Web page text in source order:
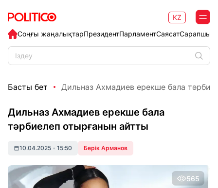
Соңғы жаңалықтарПрезидентПарламентСаясат
KZ
Басты бет Дильназ Ахмадиев ерекше бала
Дильназ Ахмадиев ерекше бала
тәрбиелеп отырғанын айтты
10.04.2025 • 15:50 Берік Арманов
565